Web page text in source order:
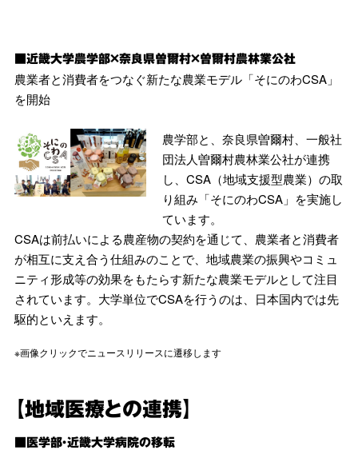
■近畿大学農学部×奈良県曽爾村×曽爾村農林業公社
農業者と消費者をつなぐ新たな農業モデル「そにのわCSA」
を開始
農学部と、奈良県曽爾村、一般社
団法人曽爾村農林業公社が連携
し、CSA（地域支援型農業）の取
り組み「そにのわCSA」を実施し
ています。
CSAは前払いによる農産物の契約を通じて、農業者と消費者
が相互に支え合う仕組みのことで、地域農業の振興やコミュ
ニティ形成等の効果をもたらす新たな農業モデルとして注目
されています。大学単位でCSAを行うのは、日本国内では先
駆的といえます。
※画像クリックでニュースリリースに遷移します
【地域医療との連携】
■医学部・近畿大学病院の移転